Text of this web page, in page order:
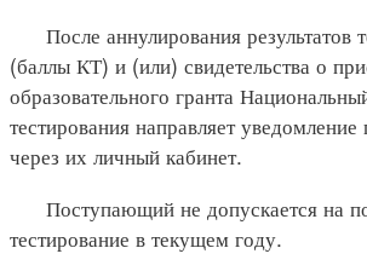
После аннулирования результатов
(баллы КТ) и (или) свидетельства о
образовательного гранта
тестирования направляет
через их личный кабинет.
Поступающий не допускается на
тестирование в текущем году.